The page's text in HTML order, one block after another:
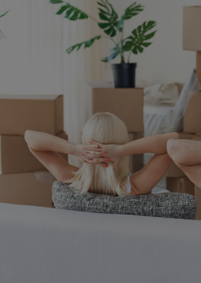
MUUTTO EDESSÄ
TARJOUSPYYNTÖ
TILAAMINEN
VALMISTAUTUMINEN MUUTTOON
KOTITALOUSVÄHENNYS